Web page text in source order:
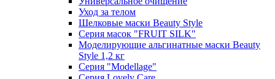
Уход за телом
Шелковые маски Beauty Style
Серия масок "FRUIT SILK"
Моделирующие альгинатные маски Beauty
Style 1,2 кг
Серия "Modellage"